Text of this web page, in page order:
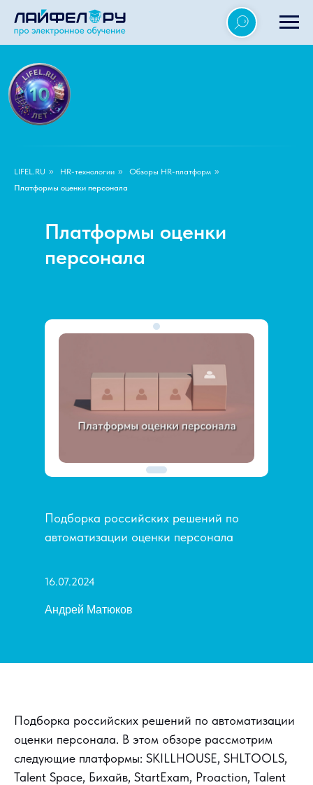
LIFEL.RU » HR-технологии » Обзоры HR-платформ »
Платформы оценки персонала
Платформы оценки
персонала
16.07.2024
Андрей Матюков
Подборка российских решений по
автоматизации оценки персонала
Подборка российских решений по автоматизации
оценки персонала. В этом обзоре рассмотрим
следующие платформы: SKILLHOUSE, SHLTOOLS,
Talent Space, Бихайв, StartExam, Proaction, Talent